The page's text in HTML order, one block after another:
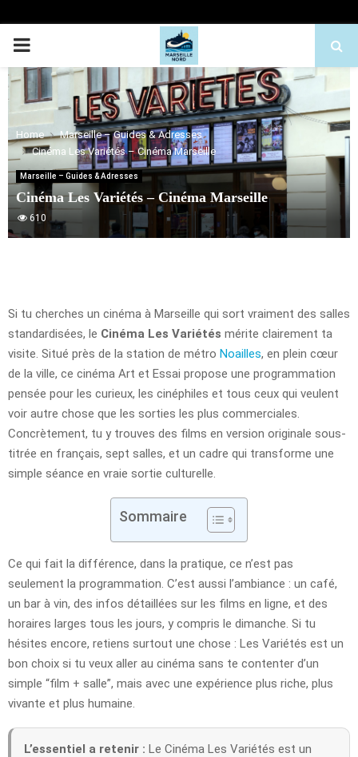
PRIMARY
MENU
Home
Marseille – Guides & Adresses
Cinéma Les Variétés – Cinéma Marseille
Marseille – Guides & Adresses
Cinéma Les Variétés – Cinéma Marseille
610
Si tu cherches un cinéma à Marseille qui sort vraiment des salles
standardisées, le Cinéma Les Variétés mérite clairement ta
visite. Situé près de la station de métro Noailles, en plein cœur
de la ville, ce cinéma Art et Essai propose une programmation
pensée pour les curieux, les cinéphiles et tous ceux qui veulent
voir autre chose que les sorties les plus commerciales.
Concrètement, tu y trouves des films en version originale sous-
titrée en français, sept salles, et un cadre qui transforme une
simple séance en vraie sortie culturelle.
Sommaire
Ce qui fait la différence, dans la pratique, ce n’est pas
seulement la programmation. C’est aussi l’ambiance : un café,
un bar à vin, des infos détaillées sur les films en ligne, et des
horaires larges tous les jours, y compris le dimanche. Si tu
hésites encore, retiens surtout une chose : Les Variétés est un
bon choix si tu veux aller au cinéma sans te contenter d’un
simple “film + salle”, mais avec une expérience plus riche, plus
vivante et plus humaine.
L’essentiel a retenir : Le Cinéma Les Variétés est un